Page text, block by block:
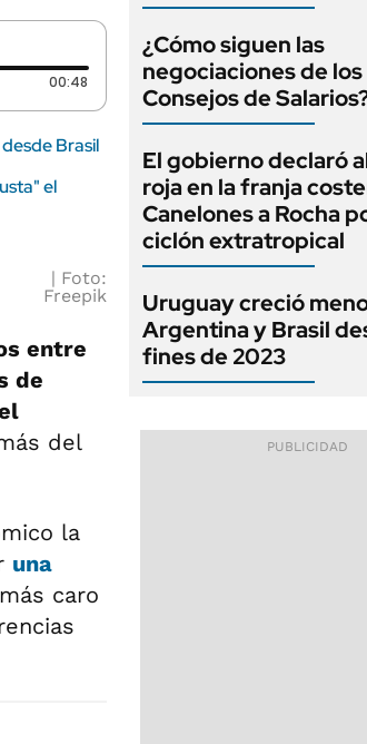
00:48 Duración: 48 segundos
Brasil
el
Foto:
Freepik
entre
de
del
la
una
caro
¿Cómo siguen las
negociaciones de los
Consejos de
El gobierno declaró
roja en la franja
Canelones a Rocha
ciclón extratropical
Uruguay creció
Argentina y Brasil
fines de 2023